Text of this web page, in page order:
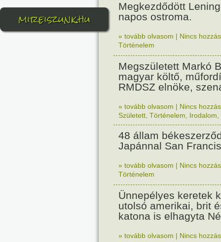
mireiszunk.hu
Megkezdődött
napos ostroma.
» tovább olvasom | Nincs
Történelem
Megszületett Markó
magyar költő,
RMDSZ elnöke,
» tovább olvasom | Nincs
Született Történelem Irodalom
48 állam
Japánnal San
» tovább olvasom | Nincs
Történelem
Ünnepélyes keretek
utolsó amerikai, brit
katona is elhagyta
» tovább olvasom | Nincs